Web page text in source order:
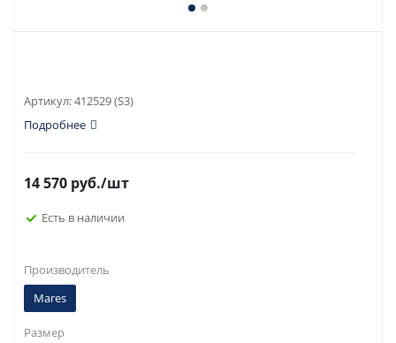
Артикул:412529 (S3)
Подробнее
14 570 руб./шт
Есть в наличии
Производитель
Mares
Размер